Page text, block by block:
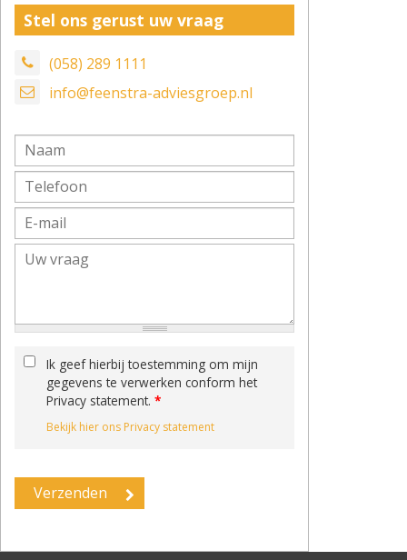
Stel ons gerust uw vraag
(058) 289 1111
info@feenstra-adviesgroep.nl
Ik geef hierbij toestemming om mijn
gegevens te verwerken conform het
Privacy statement. *
Bekijk hier ons Privacy statement